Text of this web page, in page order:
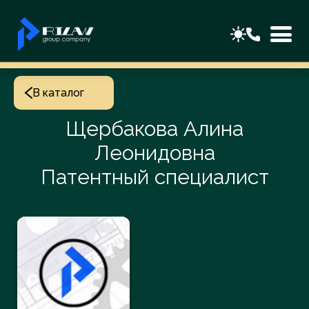
В каталог
Щербакова Алина
Леонидовна
Патентный специалист